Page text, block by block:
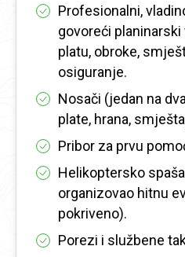
Profesionalni,
govoreći
platu, obroke,
osiguranje.
Nosači (jedan na
plate, hrana,
Pribor za prvu
Helikoptersko
organizovao hitnu
pokriveno).
Porezi i službene